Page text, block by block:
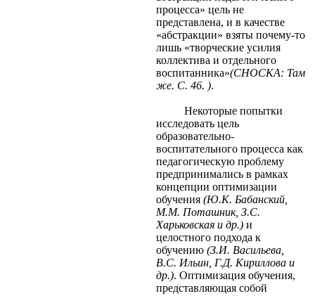
процесса» цель не
представлена, и в качестве
«абстракции» взяты почему-то
лишь «творческие усилия
коллектива и отдельного
воспитанника»(СНОСКА: Там
же. С. 46. ).
Некоторые попытки
исследовать цель
образовательно-
воспитательного процесса как
педагогическую проблему
предпринимались в рамках
концепции оптимизации
обучения (Ю.К. Бабанский,
М.М. Поташник, З.С.
Харьковская и др.)и
целостного подхода к
обучению (З.И. Васильева,
B.C. Ильин, Г.Д. Кириллова и
др.). Оптимизация обучения,
представляющая собой